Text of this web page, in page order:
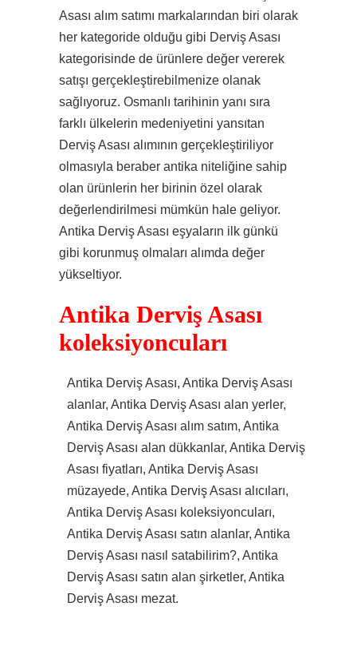
Asası alım satımı markalarından biri olarak
her kategoride olduğu gibi Derviş Asası
kategorisinde de ürünlere değer vererek
satışı gerçekleştirebilmenize olanak
sağlıyoruz. Osmanlı tarihinin yanı sıra
farklı ülkelerin medeniyetini yansıtan
Derviş Asası alımının gerçekleştiriliyor
olmasıyla beraber antika niteliğine sahip
olan ürünlerin her birinin özel olarak
değerlendirilmesi mümkün hale geliyor.
Antika Derviş Asası eşyaların ilk günkü
gibi korunmuş olmaları alımda değer
yükseltiyor.
Antika Derviş Asası
koleksiyoncuları
Antika Derviş Asası, Antika Derviş Asası
alanlar, Antika Derviş Asası alan yerler,
Antika Derviş Asası alım satım, Antika
Derviş Asası alan dükkanlar, Antika Derviş
Asası fiyatları, Antika Derviş Asası
müzayede, Antika Derviş Asası alıcıları,
Antika Derviş Asası koleksiyoncuları,
Antika Derviş Asası satın alanlar, Antika
Derviş Asası nasıl satabilirim?, Antika
Derviş Asası satın alan şirketler, Antika
Derviş Asası mezat.